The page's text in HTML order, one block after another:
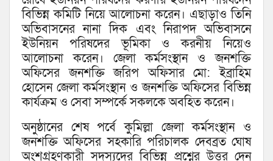
বিভিন্ন কমিটি নিয়ে আলোচনা করেন। এছাড়াও তিনি
অভিবাসনের নানা দিক এবং নিরাপদ অভিবাসনে
ইউনিয়ন পরিষদের ভূমিকা ও করনীয় নিয়েও
আলোচনা করেন। জেলা কর্মসংস্থান ও জনশক্তি
অফিসের জনশক্তি জরিপ অফিসার মো: ইব্রাহিম
হোসেন জেলা কর্মসংস্থান ও জনশক্তি অফিসের বিভিন্ন
কার্যক্রম ও সেবা সম্পর্কে সকলকে অবহিত করেন।
অনুষ্ঠানের শেষ পর্বে কুমিল্লা জেলা কর্মসংস্থান ও
জনশক্তি অফিসের সহকারি পরিচালক দেবব্রত ঘোষ
অংশগ্রহণকারী সদস্যদের বিভিন্ন প্রশ্নের উত্তর দেন